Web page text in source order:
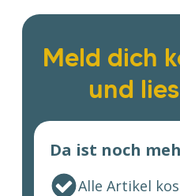
Meld dich
und
Da ist noch
Alle Artikel